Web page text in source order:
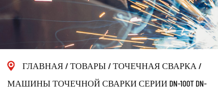
ГЛАВНАЯ/ТОВАРЫ /ТОЧЕЧНАЯ СВАРКА /
МАШИНЫ ТОЧЕЧНОЙ СВАРКИ СЕРИИ DN-100T DN-